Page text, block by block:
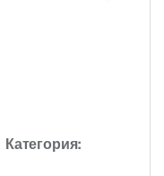
Категория: